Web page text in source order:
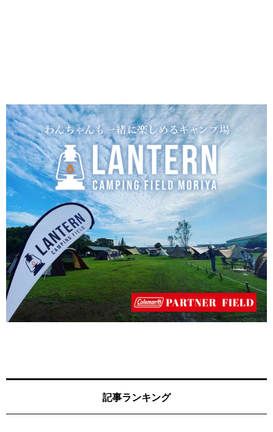
記事ランキング